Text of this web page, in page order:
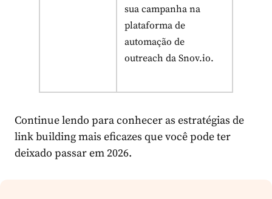
sua campanha na
plataforma de
automação de
outreach da Snov.io.
Continue lendo para conhecer as estratégias de
link building mais eficazes que você pode ter
deixado passar em 2026.